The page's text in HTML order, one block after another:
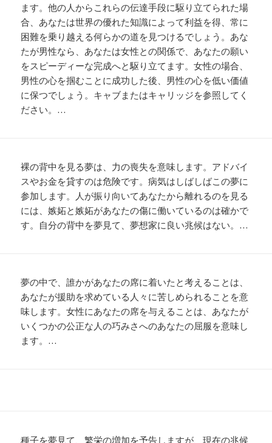
ます。他の人からこれらの伝達手段に駆り立てられた場
合、あなたは世界の優れた知識によって利益を得、常に
困難を乗り越える何らかの道を見つけるでしょう。あな
たが男性なら、あなたは女性との関係で、あなたの願い
をスピーディーな完成へと駆り立てます。女性の場合、
男性の心を掴むことに成功した後、男性の心を低い価値
に保つでしょう。キャブまたはキャリッジを参照してく
ださい。…
裸の背中を見る夢は、力の喪失を意味します。アドバイ
スやお金を貸すのは危険です。病気はしばしばこの夢に
参加します。人が振り向いてあなたから離れるのを見る
には、嫉妬と嫉妬があなたの傷に働いているのは確かで
す。自分の背中を夢見て、夢想家に良い兆候はない。…
夢の中で、誰かがあなたの席に着いたと考えることは、
あなたが援助を求めている人々に苦しめられることを意
味します。女性にあなたの席を与えることは、あなたが
いくつかの公正な人の巧みさへのあなたの屈服を意味し
ます。…
種子を夢見て、繁栄の増加を予告しますが、現在の兆候